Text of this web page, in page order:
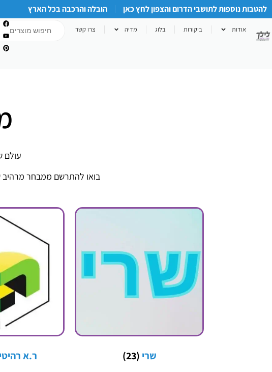
להטבות נוספות לתושבי הדרום והצפון לחץ כאן הובלה והרכבה בכל הארץ
אודות ביקורות בלוג מדיה צרו קשר
עולם
בואו להתרשם ממבחר מרהיב
שרי (23) ר.א